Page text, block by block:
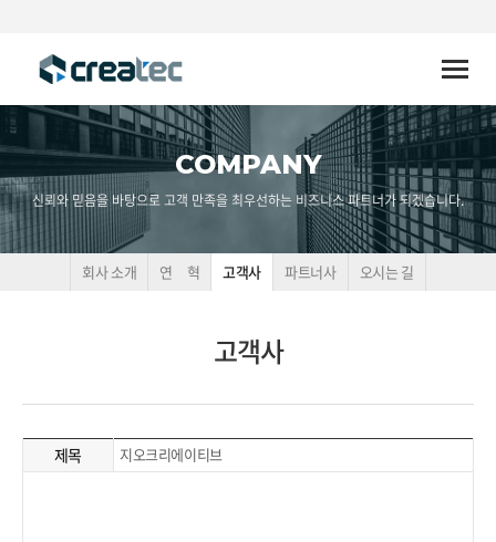
Toggle
COMPANY
신뢰와 믿음을 바탕으로 고객 만족을 최우선하는 비즈니스 파트너가 되겠습니다.
회사 소개 연 혁 고객사 파트너사 오시는 길
고객사
제목 지오크리에이티브